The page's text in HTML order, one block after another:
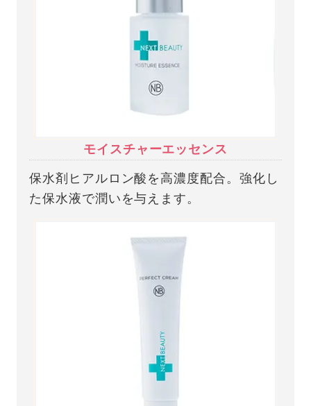
モイスチャーエッセンス
保水剤ヒアルロン酸を高濃度配合。強化し
た保水液で潤いを与えます。